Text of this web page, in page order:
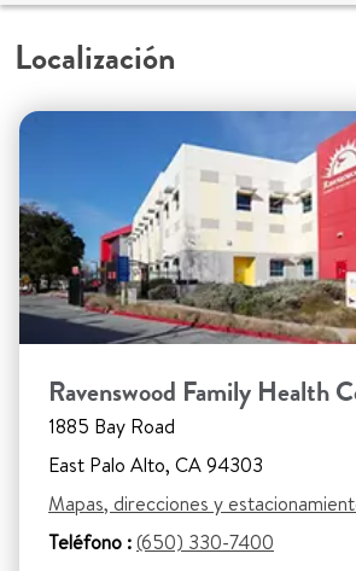
Localización
Ravenswood Family Health
1885 Bay Road
East Palo Alto, CA 94303
Mapas, direcciones y
Teléfono :(650) 330-7400